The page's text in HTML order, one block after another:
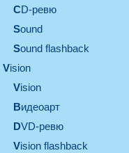
CD-ревю
sound
Sound flashback
vision
vision
видеоарт
DVD-ревю
Vision flashback